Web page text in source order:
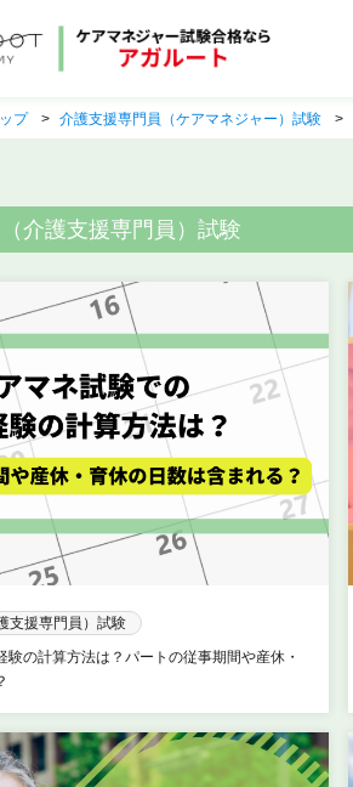
プ 介護支援専門員（ケアマネジャー）試験
介護支援専門員）試験
支援専門員）試験
験の計算方法は？パートの従事期間や産休・